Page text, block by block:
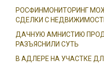
РОСФИНМОНИТОРИНГ
СДЕЛКИ С
ДАЧНУЮ АМНИСТИЮ
РАЗЪЯСНИЛИ СУТЬ
В АДЛЕРЕ НА УЧАСТКЕ